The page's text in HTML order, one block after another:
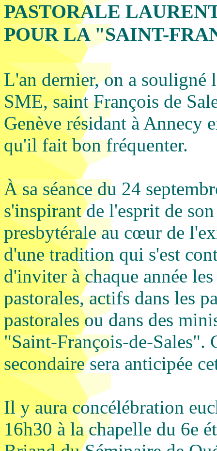
PASTORALE
POUR LA "SAINT-
L'an dernier, on a souligné
SME, saint François de
Genève résidant à Annecy
qu'il fait bon fréquenter.
À sa séance du 24
s'inspirant de l'esprit de
presbytérale au cœur de
d'une tradition qui s'est
d'inviter à chaque année
pastorales, actifs dans les
pastorales ou dans des
"Saint-François-de-Sales".
secondaire sera anticipée
Il y aura concélébration
16h30 à la chapelle du 6e